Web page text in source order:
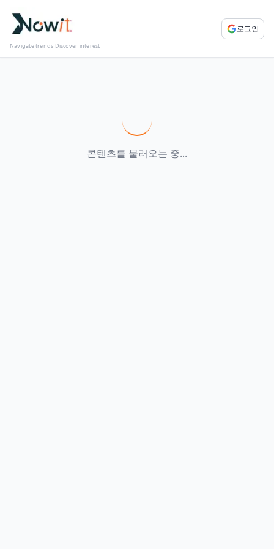
Navigate trends Discover interest
로그인
콘텐츠를 불러오는 중...